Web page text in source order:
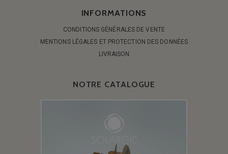
INFORMATIONS
CONDITIONS GÉNÉRALES DE VENTE
MENTIONS LÉGALES ET PROTECTION DES DONNÉES
LIVRAISON
NOTRE CATALOGUE